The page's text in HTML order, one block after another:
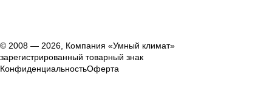
© 2008 — 2026, Компания «Умный климат»
зарегистрированный товарный знак
КонфиденциальностьОферта